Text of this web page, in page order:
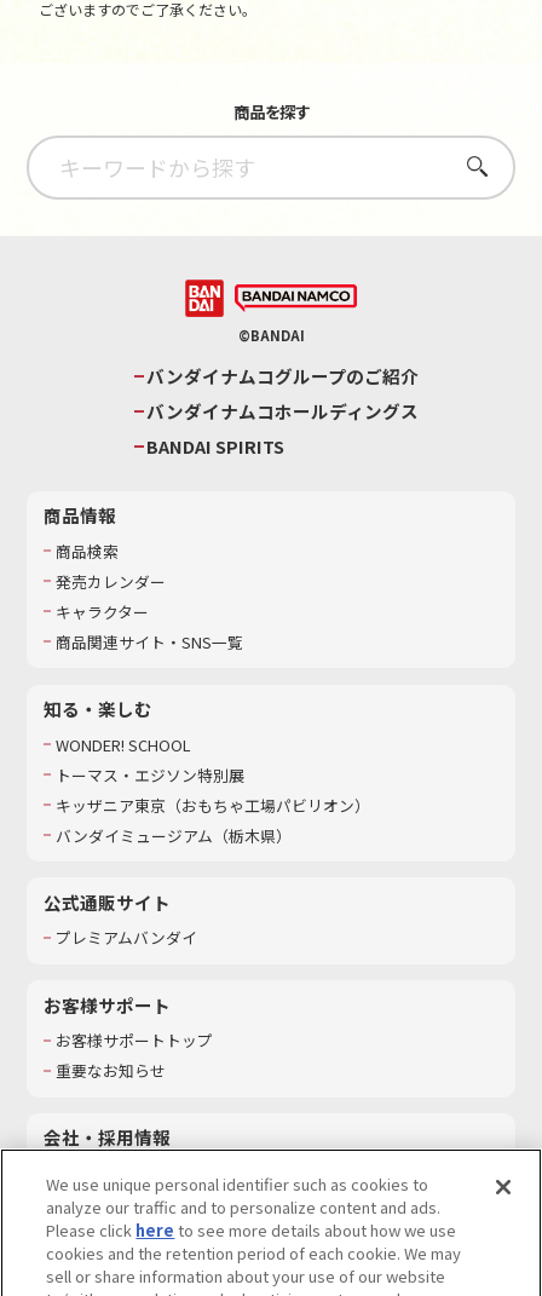
ございますのでご了承ください。
商品を探す
さがす
©BANDAI
バンダイナムコグループのご紹介
バンダイナムコホールディングス
BANDAI SPIRITS
商品情報
商品検索
発売カレンダー
キャラクター
商品関連サイト・SNS一覧
知る・楽しむ
WONDER! SCHOOL
トーマス・エジソン特別展
キッザニア東京（おもちゃ工場パビリオン）​
バンダイミュージアム（栃木県）
公式通販サイト
プレミアムバンダイ
お客様サポート
お客様サポートトップ
重要なお知らせ
会社・採用情報
採用情報
サステナビリティ
お問い合わせ
We use unique personal identifier such as cookies to
analyze our traffic and to personalize content and ads.
Please click here to see more details about how we use
cookies and the retention period of each cookie. We may
sell or share information about your use of our website